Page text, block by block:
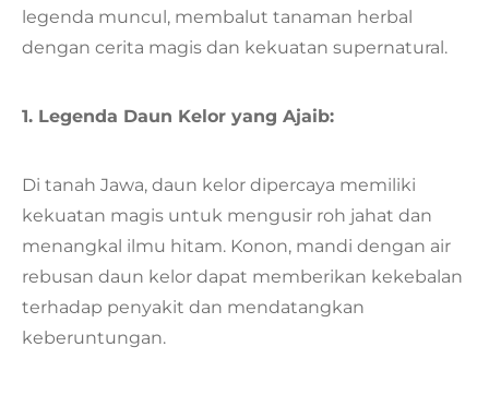
legenda muncul, membalut tanaman herbal
dengan cerita magis dan kekuatan supernatural.
1. Legenda Daun Kelor yang Ajaib:
Di tanah Jawa, daun kelor dipercaya memiliki
kekuatan magis untuk mengusir roh jahat dan
menangkal ilmu hitam. Konon, mandi dengan air
rebusan daun kelor dapat memberikan kekebalan
terhadap penyakit dan mendatangkan
keberuntungan.